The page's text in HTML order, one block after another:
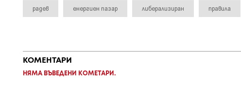
радев енергиен пазар либерализиран правила
КОМЕНТАРИ
НЯМА ВЪВЕДЕНИ КОМЕТАРИ.